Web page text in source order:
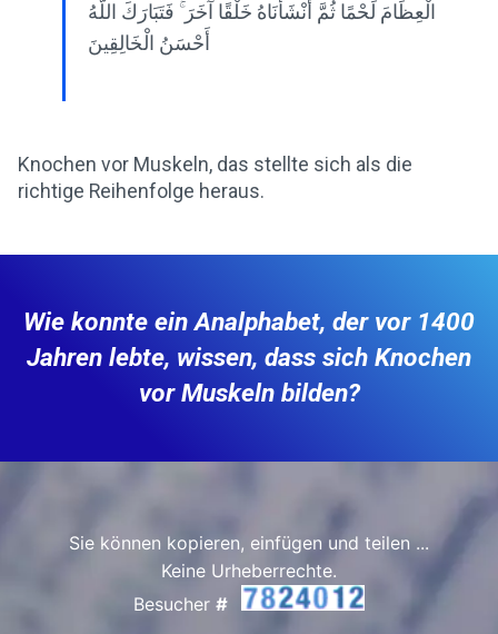
الْعِظَامَ لَحْمًا ثُمَّ أَنْشَأْنَاهُ خَلْقًا آخَرَ ۚ فَتَبَارَكَ اللَّهُ
أَحْسَنُ الْخَالِقِينَ
Knochen vor Muskeln, das stellte sich als die
richtige Reihenfolge heraus.
Wie konnte ein Analphabet, der vor 1400
Jahren lebte, wissen, dass sich Knochen
vor Muskeln bilden?
Sie können kopieren, einfügen und teilen ...
Keine Urheberrechte.
Besucher #